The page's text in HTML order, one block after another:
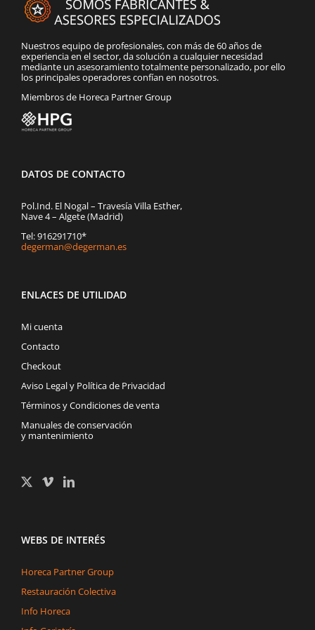
Nuestros equipo de profesionales, con más de 60 años de
experiencia en el sector, da solución a cualquier necesidad
mediante un asesoramiento totalmente personalizado, por ello
los principales operadores confían en nosotros.
Miembros de Horeca Partner Group
DATOS DE CONTACTO
Pol.Ind. El Nogal – Travesía Villa Esther,
Nave 4 – Algete (Madrid)
Tel: 916291710*
degerman@degerman.es
ENLACES DE UTILIDAD
Mi cuenta
Contacto
Checkout
Aviso Legal y Política de Privacidad
Términos y Condiciones de venta
Manuales de conservación
y mantenimiento
WEBS DE INTERÉS
Horeca Partner Group
Restauración Colectiva
Info Horeca